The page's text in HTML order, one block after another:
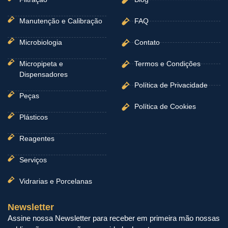
Manutenção e Calibração
Microbiologia
Micropipeta e
Dispensadores
Peças
Plásticos
Reagentes
Serviços
Vidrarias e Porcelanas
FAQ
Contato
Termos e Condições
Política de Privacidade
Política de Cookies
Newsletter
Assine nossa Newsletter para receber em primeira mão nossas